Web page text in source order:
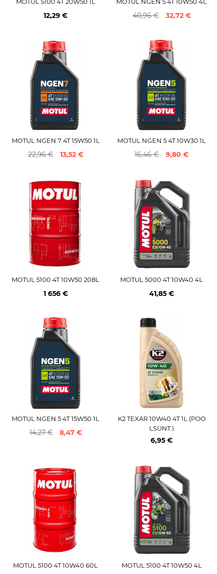
12,29 € 40,96 € 32,72 €
MOTUL NGEN 7 4T 15W50 1L
22,96 € 13,52 €
MOTUL NGEN 5 4T 10W30 1L
16,46 € 9,80 €
MOTUL 5100 4T 10W50 208L
1 656 €
MOTUL 5000 4T 10W40 4L
41,85 €
MOTUL NGEN 5 4T 15W50 1L
14,27 € 8,47 €
K2 TEXAR 10W40 4T 1L (POO
LSÜNT.)
6,95 €
MOTUL 5100 4T 10W40 60L MOTUL 5100 4T 10W50 4L